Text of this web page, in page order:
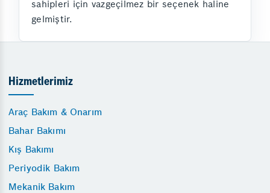
sahipleri için vazgeçilmez bir seçenek haline
gelmiştir.
Hizmetlerimiz
Araç Bakım & Onarım
Bahar Bakımı
Kış Bakımı
Periyodik Bakım
Mekanik Bakım